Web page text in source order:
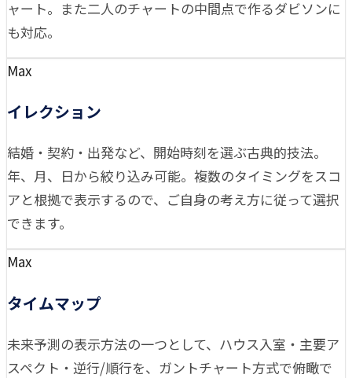
ャート。また二人のチャートの中間点で作るダビソンに
も対応。
Max
イレクション
結婚・契約・出発など、開始時刻を選ぶ古典的技法。
年、月、日から絞り込み可能。複数のタイミングをスコ
アと根拠で表示するので、ご自身の考え方に従って選択
できます。
Max
タイムマップ
未来予測の表示方法の一つとして、ハウス入室・主要ア
スペクト・逆行/順行を、ガントチャート方式で俯瞰で